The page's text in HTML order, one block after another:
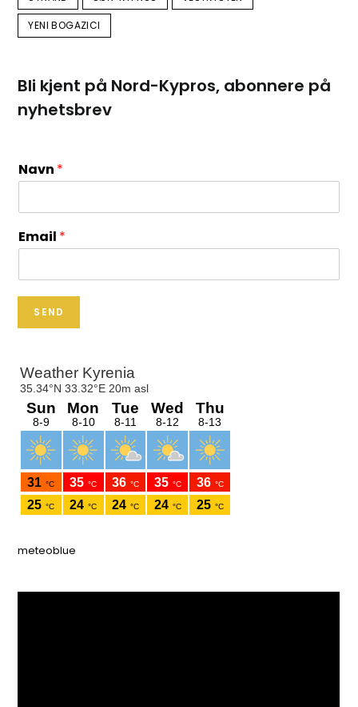
YENI BOGAZICI
Bli kjent på Nord-Kypros, abonnere på
nyhetsbrev
Navn *
Email *
SEND
meteoblue